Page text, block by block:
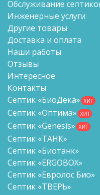
Обслуживание
Инженерные услуги
Другие товары
Доставка и оплата
Наши работы
Отзывы
Интересное
Контакты
Септик «БиоДека» ХИТ
Септик «Оптима» ХИТ
Септик «Genesis» ХИТ
Септик «ТАНК»
Септик «Биотанк»
Септик «ERGOBOX»
Септик «Евролос Био»
Септик «ТВЕРЬ»